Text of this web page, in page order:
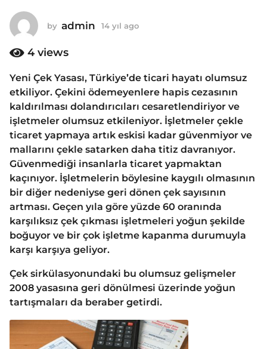
a
g
1
y
ı
l
a
g
o
by admin 14 yıl ago
a
g
o
4 views
Yeni Çek Yasası, Türkiye’de ticari hayatı olumsuz
etkiliyor. Çekini ödemeyenlere hapis cezasının
kaldırılması dolandırıcıları cesaretlendiriyor ve
işletmeler olumsuz etkileniyor. İşletmeler çekle
ticaret yapmaya artık eskisi kadar güvenmiyor ve
mallarını çekle satarken daha titiz davranıyor.
Güvenmediği insanlarla ticaret yapmaktan
kaçınıyor. İşletmelerin böylesine kaygılı olmasının
bir diğer nedeniyse geri dönen çek sayısının
artması. Geçen yıla göre yüzde 60 oranında
karşılıksız çek çıkması işletmeleri yoğun şekilde
boğuyor ve bir çok işletme kapanma durumuyla
karşı karşıya geliyor.
Çek sirkülasyonundaki bu olumsuz gelişmeler
2008 yasasına geri dönülmesi üzerinde yoğun
tartışmaları da beraber getirdi.